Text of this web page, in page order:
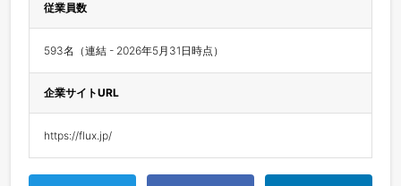
従業員数
593名（連結 - 2026年5月31日時点）
企業サイトURL
https://flux.jp/